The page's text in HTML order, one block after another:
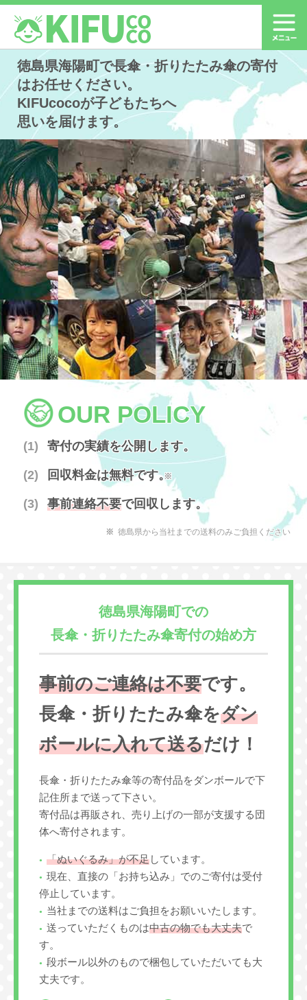
徳島県海陽町で長傘・折りたたみ傘の寄付
はお任せください。
KIFUcocoが子どもたちへ
思いを届けます。
OUR POLICY
寄付の実績を公開します。
回収料金は無料です。
※
事前連絡不要で回収します。
徳島県から当社までの送料のみご負担ください
徳島県海陽町での
長傘・折りたたみ傘寄付の始め方
事前のご連絡は不要です。
長傘・折りたたみ傘をダン
ボールに入れて送るだけ！
長傘・折りたたみ傘等の寄付品をダンボールで下
記住所まで送って下さい。
寄付品は再販され、売り上げの一部が支援する団
体へ寄付されます。
「ぬいぐるみ」が不足しています。
現在、直接の「お持ち込み」でのご寄付は受付
停止しています。
当社までの送料はご負担をお願いいたします。
送っていただくものは中古の物でも大丈夫で
す。
段ボール以外のもので梱包していただいても大
丈夫です。